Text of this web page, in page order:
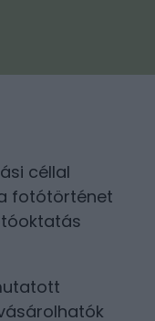
céllal
fotótörténet